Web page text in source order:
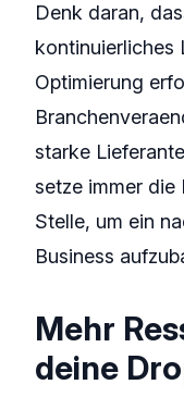
Denk daran,
kontinuierliches
Optimierung
starke
setze immer die
Stelle, um ein
Business
Mehr
deine